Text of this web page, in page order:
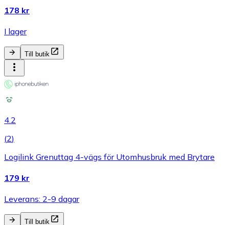
178 kr
I lager
Till butik
4.2
(2)
Logilink Grenuttag 4-vägs för Utomhusbruk med Brytare
179 kr
Leverans: 2-9 dagar
Till butik